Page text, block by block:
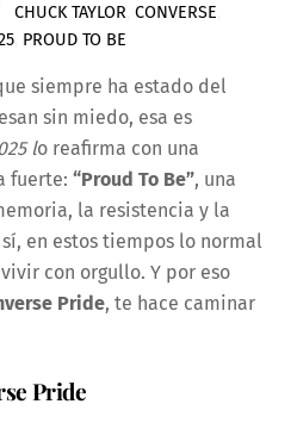
CHUCK TAYLOR CONVERSE
PROUD TO BE
siempre ha estado del
sin miedo, esa es
lo reafirma con una
fuerte:“Proud To Be”, una
la resistencia y la
en estos tiempos lo normal
con orgullo. Y por eso
Pride, te hace caminar
Pride